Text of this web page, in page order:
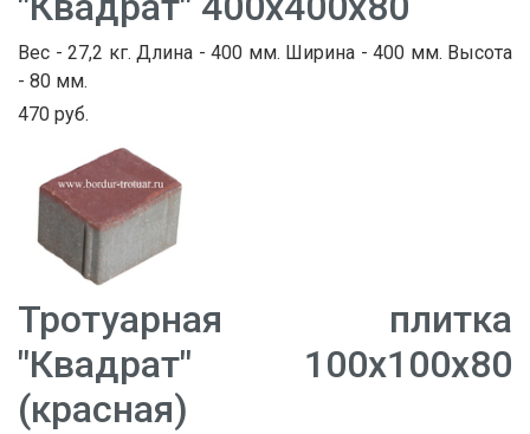
Вес - 27,2 кг. Длина - 400 мм. Ширина - 400 мм. Высота
- 80 мм.
470 руб.
Тротуарная плитка
"Квадрат" 100х100х80
(красная)